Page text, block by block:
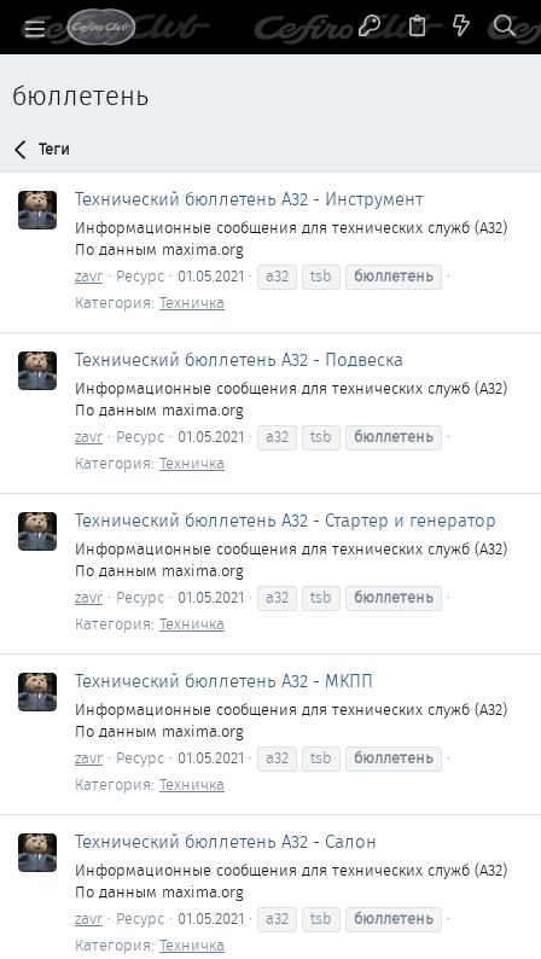
бюллетень
Теги
Технический бюллетень A32 - Инструмент
Информационные сообщения для технических служб (A32)
По данным maxima.org
zavr
Ресурс 01.05.2021 a32 tsb
бюллетень
Категория: Техничка
Технический бюллетень A32 - Подвеска
Информационные сообщения для технических служб (A32)
По данным maxima.org
zavr
Ресурс 01.05.2021 a32 tsb
бюллетень
Категория: Техничка
Технический бюллетень A32 - Стартер и генератор
Информационные сообщения для технических служб (A32)
По данным maxima.org
zavr
Ресурс 01.05.2021 a32 tsb
бюллетень
Категория: Техничка
Технический бюллетень A32 - МКПП
Информационные сообщения для технических служб (A32)
По данным maxima.org
zavr
Ресурс 01.05.2021 a32 tsb
бюллетень
Категория: Техничка
Технический бюллетень A32 - Салон
Информационные сообщения для технических служб (A32)
По данным maxima.org
zavr
Ресурс 01.05.2021 a32 tsb
бюллетень
Категория: Техничка